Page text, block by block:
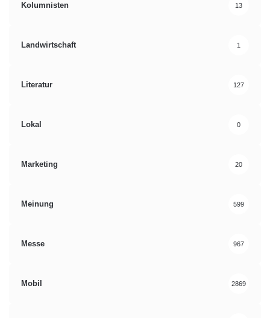
Kolumnisten 13
Landwirtschaft 1
Literatur 127
Lokal 0
Marketing 20
Meinung 599
Messe 967
Mobil 2869